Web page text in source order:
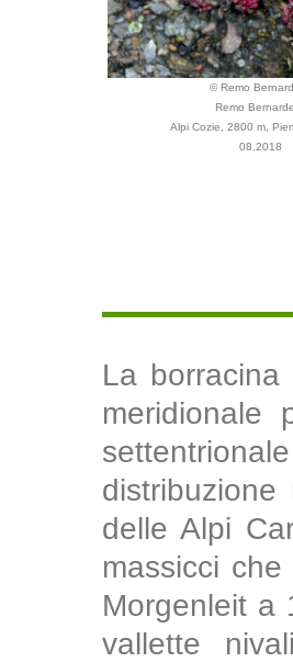
© Remo
Remo
Alpi Cozie, 2800 m,
08.2018
La
meridionale
delle Alpi
massicci
Morgenleit a
vallette